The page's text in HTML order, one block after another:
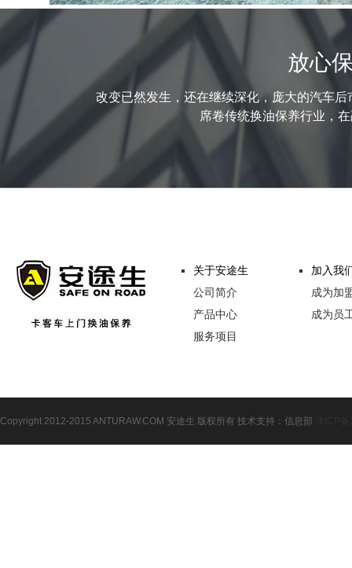
放心
改变已然发生，还在继续深化，庞大的汽车
席卷传统换油保养行业，
关于安途生
公司简介
产品中心
服务项目
加入我
成为加
成为员
Copyright 2012-2015 ANTURAW.COM 安途生 版权所有 技术支持：信息部